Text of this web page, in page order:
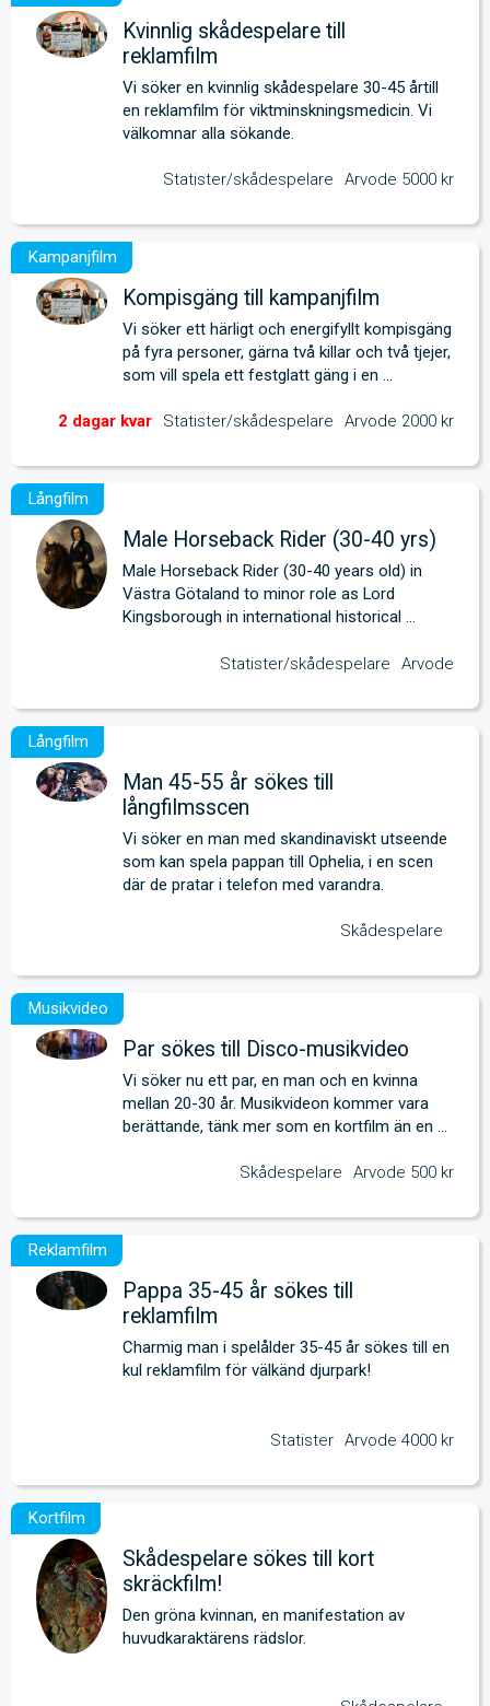
Kvinnlig skådespelare till
reklamfilm
Vi söker en kvinnlig skådespelare 30-45 årtill
en reklamfilm för viktminskningsmedicin. Vi
välkomnar alla sökande.
Statister/skådespelare Arvode 5000 kr
Kompisgäng till kampanjfilm
Vi söker ett härligt och energifyllt kompisgäng
på fyra personer, gärna två killar och två tjejer,
som vill spela ett festglatt gäng i en
Statister/skådespelare
Arvode 2000 kr
Male Horseback Rider (30-40 yrs)
Male Horseback Rider (30-40 years old) in
Västra Götaland to minor role as Lord
Kingsborough in international historical
Statister/skådespelare
Arvode
Man 45-55 år sökes till
långfilmsscen
Vi söker en man med skandinaviskt utseende
som kan spela pappan till Ophelia, i en scen
där de pratar i telefon med varandra.
Skådespelare
Par sökes till Disco-musikvideo
Vi söker nu ett par, en man och en kvinna
mellan 20-30 år. Musikvideon kommer vara
berättande, tänk mer som en kortfilm än en
Skådespelare
Arvode 500 kr
Pappa 35-45 år sökes till
reklamfilm
Charmig man i spelålder 35-45 år sökes till en
kul reklamfilm för välkänd djurpark!
Statister Arvode 4000 kr
Skådespelare sökes till kort
skräckfilm!
Den gröna kvinnan, en manifestation av
huvudkaraktärens rädslor.